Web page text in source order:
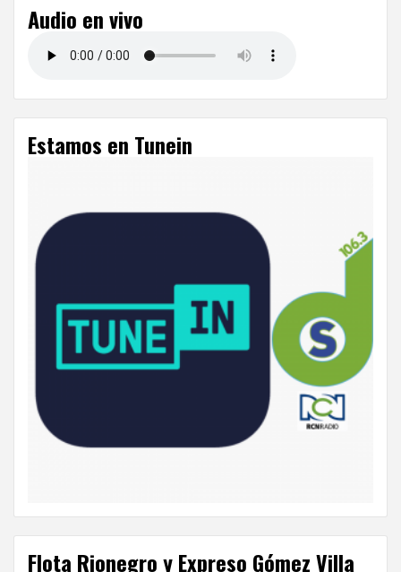
Audio en vivo
Estamos en Tunein
Flota Rionegro y Expreso Gómez Villa